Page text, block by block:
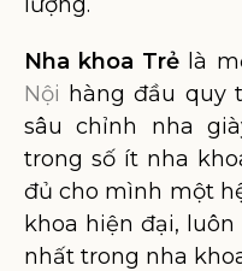
Nha khoa Trẻ là
Nội hàng đầu quy
sâu chỉnh nha
trong số ít nha
đủ cho mình một
khoa hiện đại,
nhất trong nha